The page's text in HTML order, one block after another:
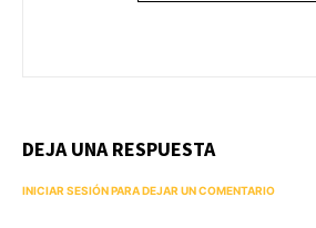
DEJA UNA RESPUESTA
INICIAR SESIÓN PARA DEJAR UN COMENTARIO